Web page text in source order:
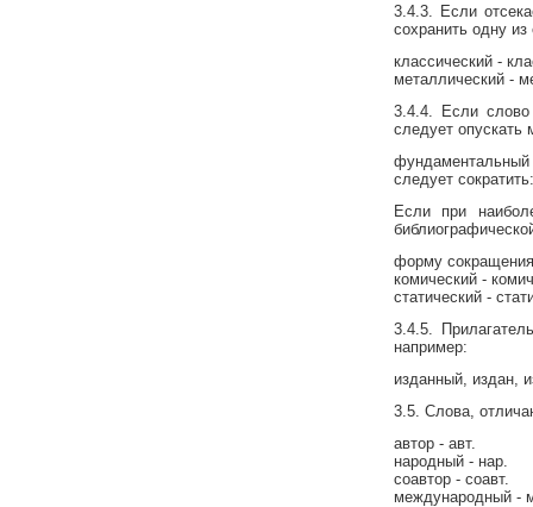
3.4.3. Если
сохранить одну
классический -
металлический -
3.4.4. Если слово
следует опускать
следует
Если при
форму
комический -
статический -
3.4.5.
например:
изданный, издан,
3.5. Слова,
автор - авт.
народный - нар.
соавтор - соавт.
международный -